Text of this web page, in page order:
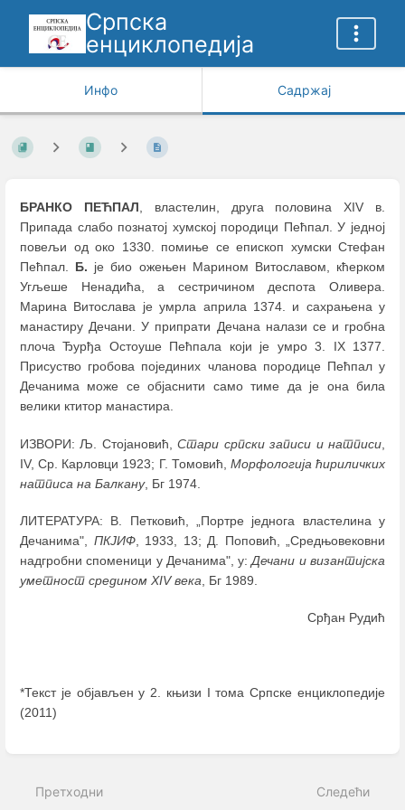
Српска
енциклопедија
Инфо Садржај
БРАНКО ПЕЋПАЛ, властелин, друга половина XIV в.
Припада слабо познатој хумској породици Пећпал. У једној
повељи од око 1330. помиње се епископ хумски Стефан
Пећпал. Б. је био ожењен Марином Витославом, кћерком
Угљеше Ненадића, а сестричином деспота Оливера.
Марина Витослава је умрла априла 1374. и сахрањена у
манастиру Дечани. У припрати Дечана налази се и гробна
плоча Ђурђа Остоуше Пећпала који је умро 3. IX 1377.
Присуство гробова појединих чланова породице Пећпал у
Дечанима може се објаснити само тиме да је она била
велики ктитор манастира.
ИЗВОРИ: Љ. Стојановић,Стари српски записи и натписи
IV, Ср. Карловци 1923; Г. Томовић, Морфологија ћириличких
натписа на Балкану, Бг 1974.
ЛИТЕРАТУРА: В. Петковић, „Портре једнога властелина у
Дечанима", ПКЈИФ, 1933, 13; Д. Поповић, „Средњовековни
надгробни споменици у Дечанима", у:Дечани и византијска
уметност средином XIV века , Бг 1989.
Срђан Рудић
*Текст је објављен у 2. књизи I тома Српске енциклопедије
(2011)
mode
Претходни Следећи